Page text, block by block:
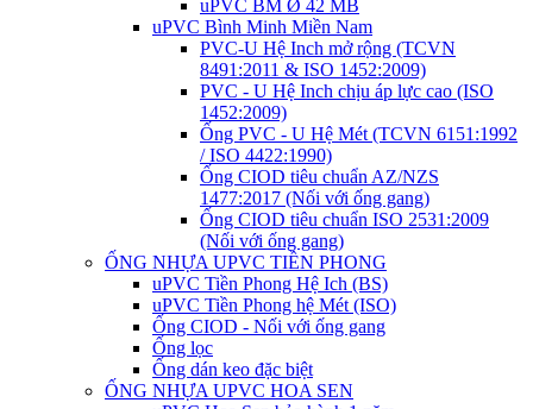
uPVC BM Ø 42 MB
uPVC Bình Minh Miền Nam
PVC-U Hệ Inch mở rộng (TCVN
8491:2011 & ISO 1452:2009)
PVC - U Hệ Inch chịu áp lực cao (ISO
1452:2009)
Ống PVC - U Hệ Mét (TCVN 6151:1992
/ ISO 4422:1990)
Ống CIOD tiêu chuẩn AZ/NZS
1477:2017 (Nối với ống gang)
Ống CIOD tiêu chuẩn ISO 2531:2009
(Nối với ống gang)
ỐNG NHỰA UPVC TIỀN PHONG
uPVC Tiền Phong Hệ Ich (BS)
uPVC Tiền Phong hệ Mét (ISO)
Ống CIOD - Nối với ống gang
Ống lọc
Ống dán keo đặc biệt
ỐNG NHỰA UPVC HOA SEN